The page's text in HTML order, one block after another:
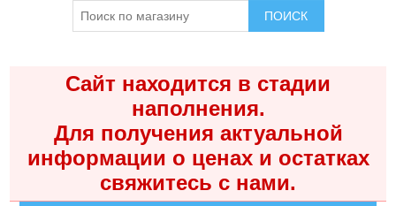
ПОИСК
Сайт находится в стадии
наполнения.
Для получения актуальной
информации о ценах и остатках
свяжитесь с нами.